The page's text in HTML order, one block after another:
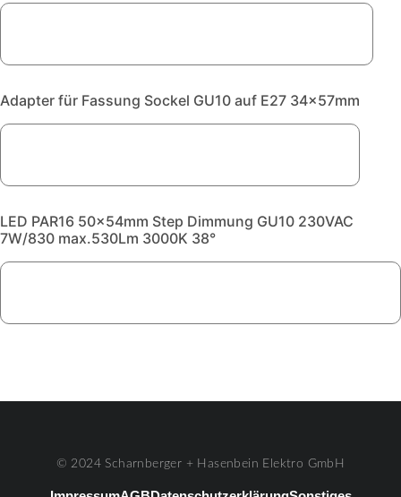
Adapter für Fassung Sockel GU10 auf E27 34x57mm
LED PAR16 50x54mm Step Dimmung GU10 230VAC
7W/830 max.530Lm 3000K 38°
© 2024 Scharnberger + Hasenbein Elektro GmbH